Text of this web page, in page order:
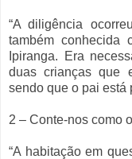
“A diligência
também conhecida
Ipiranga. Era
duas crianças que
sendo que o pai está
2 – Conte-nos como
“A habitação em